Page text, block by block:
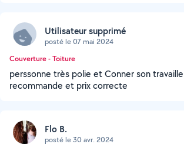
Utilisateur supprimé
posté le 07 mai 2024
Couverture - Toiture
perssonne très polie et Conner son
recommande et prix correcte
Flo B.
posté le 30 avr. 2024